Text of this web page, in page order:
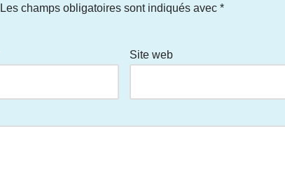
Les champs obligatoires sont indiqués avec *
Site web